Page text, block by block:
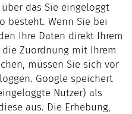
das Sie eingeloggt
besteht. Wenn Sie bei
Ihre Daten direkt Ihrem
die Zuordnung mit Ihrem
müssen Sie sich vor
Google speichert
Nutzer) als
aus. Die Erhebung,